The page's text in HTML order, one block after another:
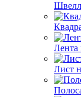
Лента
Лист